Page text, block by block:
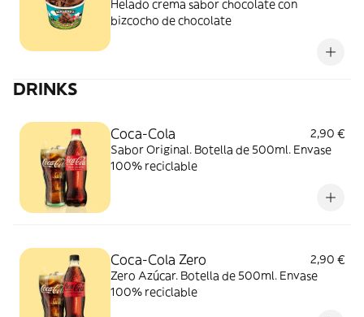
Helado crema sabor chocolate con
bizcocho de chocolate
DRINKS
Coca-Cola
2,90 €
Sabor Original. Botella de 500ml. Envase
100% reciclable
Coca-Cola Zero
2,90 €
Zero Azúcar. Botella de 500ml. Envase
100% reciclable